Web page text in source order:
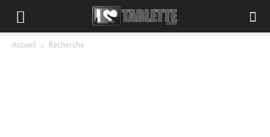
Accueil Recherche